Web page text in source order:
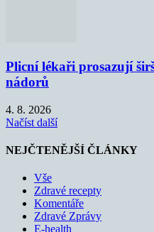
Plicní lékaři prosazují
nádorů
4. 8. 2026
Načíst další
NEJČTENĚJŠÍ ČLÁNKY
Vše
Zdravé recepty
Komentáře
Zdravé Zprávy
E-health